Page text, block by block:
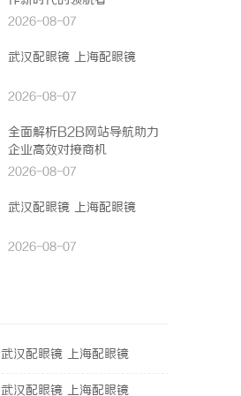
2026-08-07
武汉配眼镜 上海配眼镜
2026-08-07
全面解析B2B网站导航助力
企业高效对接商机
2026-08-07
武汉配眼镜 上海配眼镜
2026-08-07
武汉配眼镜 上海配眼镜
武汉配眼镜 上海配眼镜